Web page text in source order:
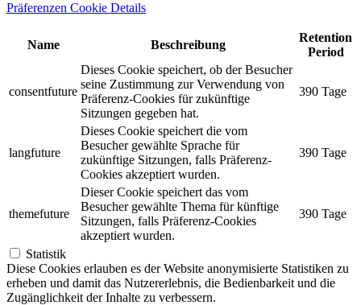
Präferenzen Cookie Details
Name Beschreibung
Retention
Period
consentfuture
Dieses Cookie speichert, ob der Besucher
seine Zustimmung zur Verwendung von
Präferenz-Cookies für zukünftige
Sitzungen gegeben hat.
390 Tage
langfuture
Dieses Cookie speichert die vom
Besucher gewählte Sprache für
zukünftige Sitzungen, falls Präferenz-
Cookies akzeptiert wurden.
390 Tage
themefuture
Dieser Cookie speichert das vom
Besucher gewählte Thema für künftige
Sitzungen, falls Präferenz-Cookies
akzeptiert wurden.
390 Tage
Statistik
Diese Cookies erlauben es der Website anonymisierte Statistiken zu
erheben und damit das Nutzererlebnis, die Bedienbarkeit und die
Zugänglichkeit der Inhalte zu verbessern.